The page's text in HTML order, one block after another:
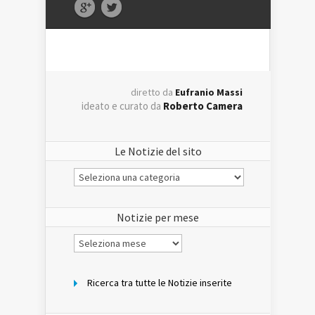
diretto da Eufranio Massi
ideato e curato da Roberto Camera
Le Notizie del sito
Le
Notizie
Notizie per mese
Notizie
per
Ricerca tra tutte le Notizie inserite